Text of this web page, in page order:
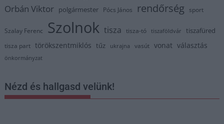
Orbán Viktor polgármester Pócs János rendőrség sport
Szalay Ferenc Szolnok tisza tisza-tó tiszaföldvár tiszafüred
tisza part törökszentmiklós tűz ukrajna vasút vonat választás
önkormányzat
Nézd és hallgasd velünk!